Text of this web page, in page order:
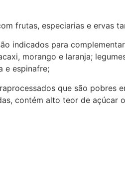
frutas, especiarias e ervas
indicados para
morango e laranja;
e espinafre;
que são pobres
contém alto teor de açúcar